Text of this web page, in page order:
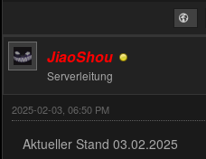
JiaoShou
Serverleitung
2025-02-03, 06:50 PM
Aktueller Stand 03.02.2025